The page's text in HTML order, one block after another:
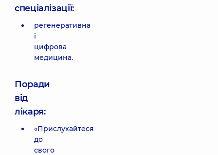
спеціалізації:
регенеративна
і
цифрова
медицина.
Поради
від
лікаря:
«Прислухайтеся
до
свого